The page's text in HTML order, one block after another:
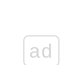
ad